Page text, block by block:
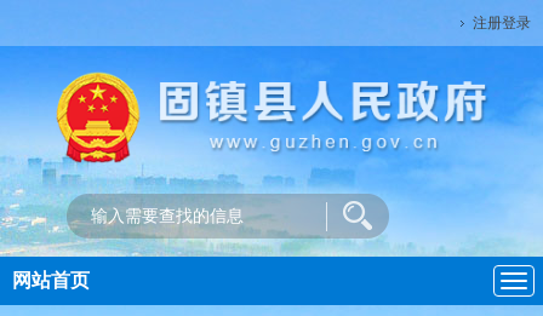
注册登录
导
航
网站首页